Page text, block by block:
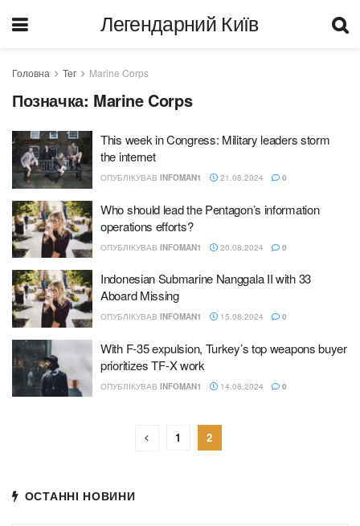
Легендарний Київ
Головна Тег Marine Corps
Позначка: Marine Corps
This week in Congress: Military leaders storm
the internet
ОПУБЛІКУВАВ INFOMAN1 21.08.2024 0
Who should lead the Pentagon’s information
operations efforts?
ОПУБЛІКУВАВ INFOMAN1 20.08.2024 0
Indonesian Submarine Nanggala II with 33
Aboard Missing
ОПУБЛІКУВАВ INFOMAN1 15.08.2024 0
With F-35 expulsion, Turkey’s top weapons buyer
prioritizes TF-X work
ОПУБЛІКУВАВ INFOMAN1 14.08.2024 0
1 2
ОСТАННІ НОВИНИ